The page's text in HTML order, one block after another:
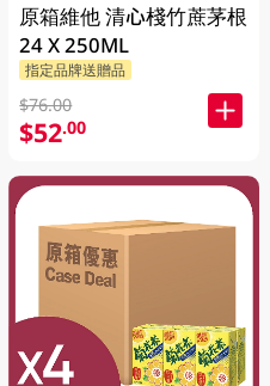
原箱維他 清心棧竹蔗茅根
24 X 250ML
指定品牌送贈品
$76.00
$52.00